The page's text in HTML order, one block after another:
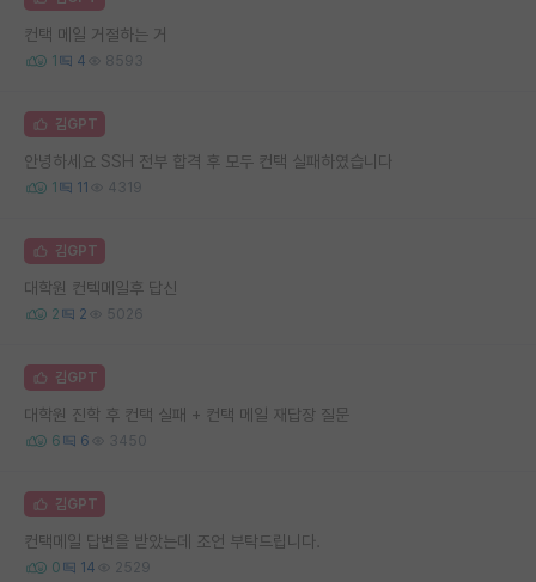
컨택 메일 거절하는 거
1 4 8593
김GPT
안녕하세요 SSH 전부 합격 후 모두 컨택 실패하였습니다
1 11 4319
김GPT
대학원 컨텍메일후 답신
2 2 5026
김GPT
대학원 진학 후 컨택 실패 + 컨택 메일 재답장 질문
6 6 3450
김GPT
컨택메일 답변을 받았는데 조언 부탁드립니다.
0 14 2529